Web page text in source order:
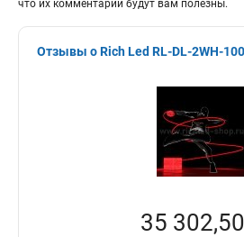
что их комментарии будут вам полезны.
Отзывы о Rich Led RL-DL-2WH-
35